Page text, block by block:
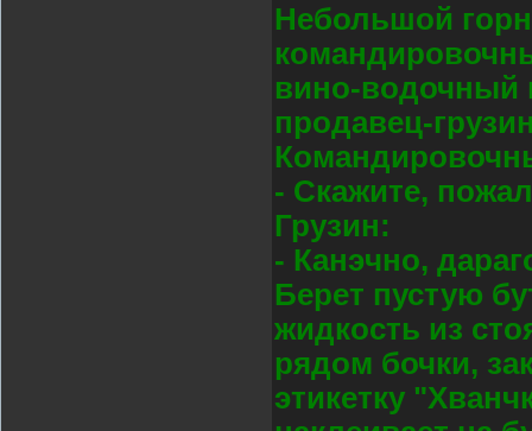
Небольшой
вино-водочный
продавец-
- Скажите,
Грузин:
- Канэчно,
Берет пустую
жидкость из
рядом бочки,
этикетку